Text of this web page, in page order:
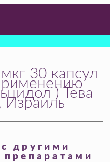
30 капсул
) Тева
Израиль
другими